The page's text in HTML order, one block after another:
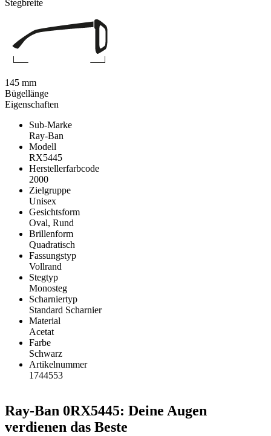
Eigenschaften
Sub-Marke
Ray-Ban
Modell
RX5445
Herstellerfarbcode
2000
Zielgruppe
Unisex
Gesichtsform
Oval, Rund
Brillenform
Quadratisch
Fassungstyp
Vollrand
Stegtyp
Monosteg
Scharniertyp
Standard Scharnier
Material
Acetat
Farbe
Schwarz
Artikelnummer
1744553
Ray-Ban 0RX5445: Deine Augen
verdienen das Beste
Stegbreite
145 mm
Bügellänge